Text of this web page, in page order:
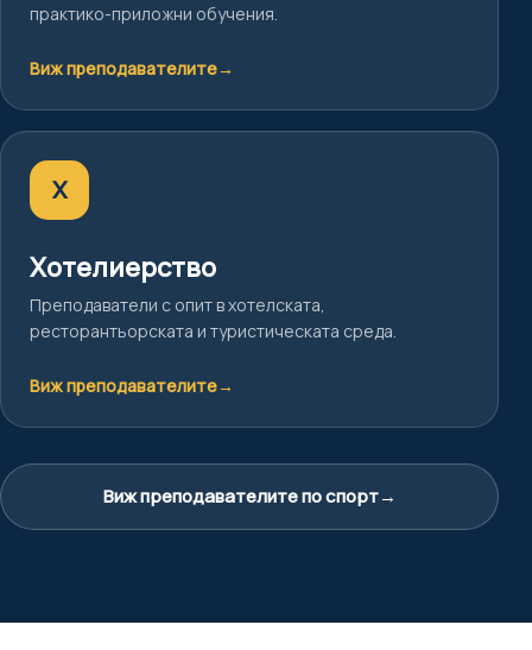
практико-приложни обучения.
Виж преподавателите→
Х
Хотелиерство
Преподаватели с опит в хотелската,
ресторантьорската и туристическата среда.
Виж преподавателите→
Виж преподавателите по спорт→